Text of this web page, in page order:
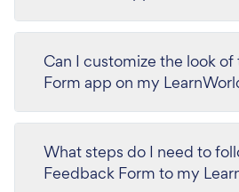
Can I customize the look
Form app on my
What steps do I need to
Feedback Form to my